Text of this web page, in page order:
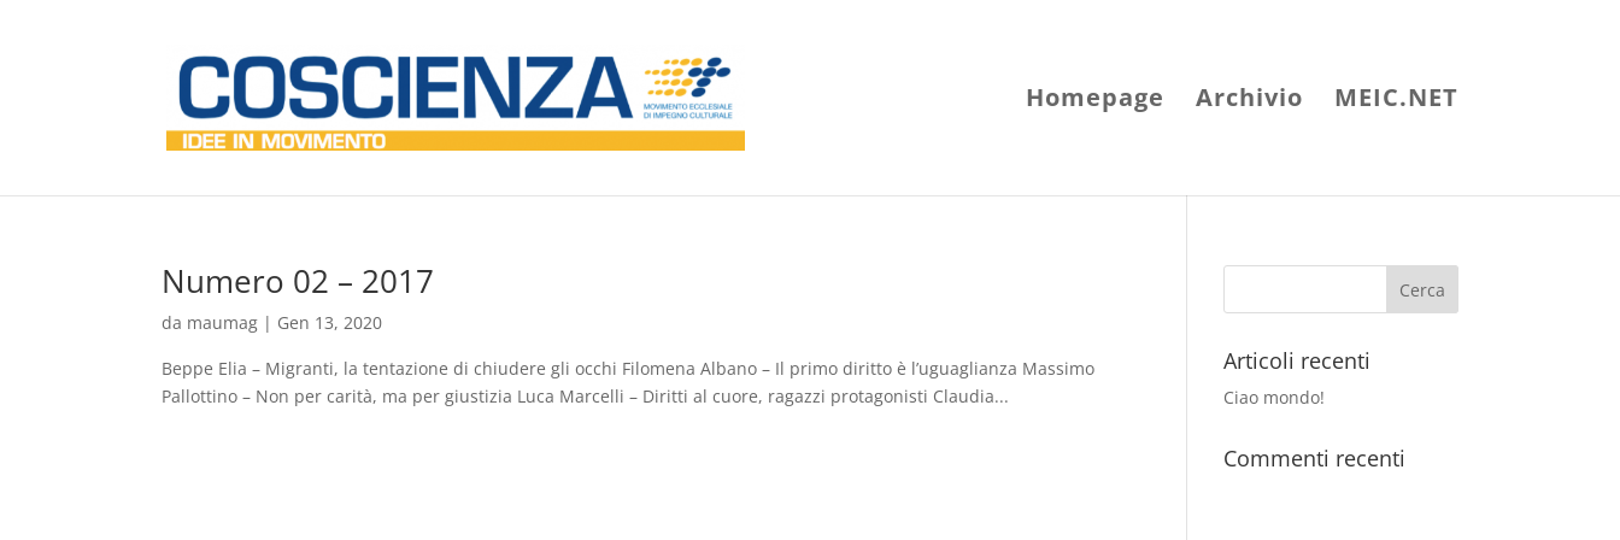
Homepage Archivio MEIC.NET
Numero 02 – 2017
da maumag | Gen 13, 2020
Beppe Elia – Migranti, la tentazione di chiudere gli occhi Filomena Albano – Il primo diritto è l’uguaglianza Massimo
Pallottino – Non per carità, ma per giustizia Luca Marcelli – Diritti al cuore, ragazzi protagonisti Claudia...
Articoli recenti
Ciao mondo!
Commenti recenti